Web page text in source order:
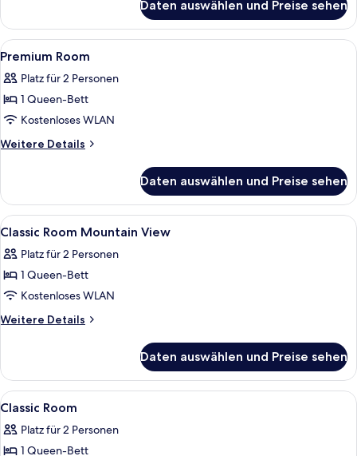
Doppelzimmer,
Bergblick
Daten auswählen und Preise sehen
Alle
Fotos
für
Premium
Room
anzeigen
Hochwertige Bettwaren,
6
Premium Room
Platz für 2 Personen
1 Queen-Bett
Kostenloses WLAN
Weitere Details
Weitere
Room
Daten auswählen und Preise sehen
Alle
Fotos
für
Classic
Room
Mountain
Hochwertige Bettwaren,
8
Classic Room Mountain View
Platz für 2 Personen
1 Queen-Bett
Kostenloses WLAN
Weitere Details
Weitere
Room
Mountain
View
Daten auswählen und Preise sehen
Alle
Fotos
für
Hochwertige Bettwaren,
14
Classic Room
Platz für 2 Personen
1 Queen-Bett